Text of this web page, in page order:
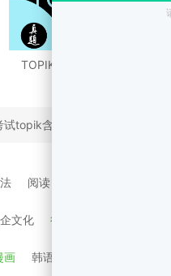
TOPIK真题解析
topik含金量
阅读
文化 行业韩语
画 韩语俗语